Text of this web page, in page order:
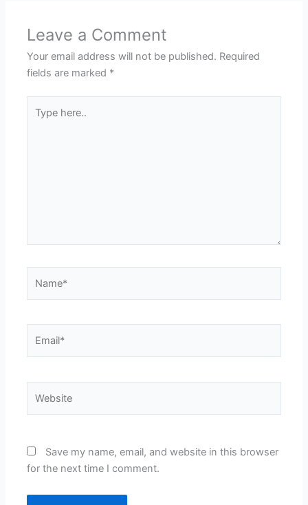
Leave a Comment
Your email address will not be published. Required
fields are marked *
here..
Save my name, email, and website in this browser
for the next time I comment.